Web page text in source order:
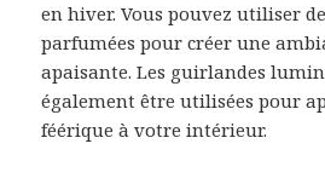
en hiver. Vous pouvez utiliser
parfumées pour créer une
apaisante. Les guirlandes
également être utilisées pour
féérique à votre intérieur.